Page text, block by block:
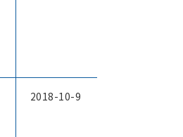
2018-10-9